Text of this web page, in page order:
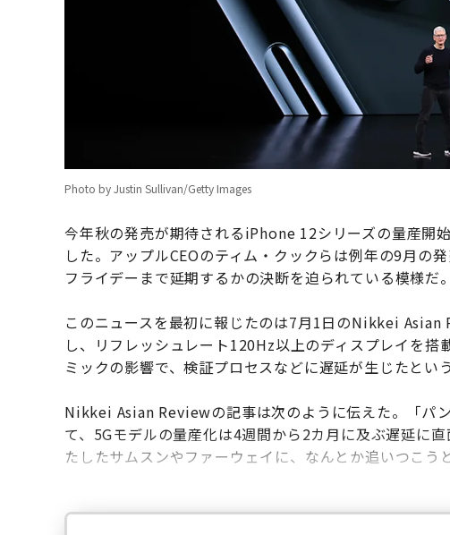
Photo by Justin Sullivan/Getty Images
今年秋の発売が期待されるiPhone 12シリーズの量産開
した。アップルCEOのティム・クックらは例年の9月の
フライデーまで延期するかの決断を迫られている模様だ。
このニュースを最初に報じたのは7月1日のNikkei
し、リフレッシュレート120Hz以上のディスプレイを
ミックの影響で、検証プロセスなどに遅延が生じたという
Nikkei Asian Reviewの記事は次のように伝えた。「パ
て、5Gモデルの量産化は4週間から2カ月に及ぶ遅延に
たしたサムスンやファーウェイに、なんとか追いつこう